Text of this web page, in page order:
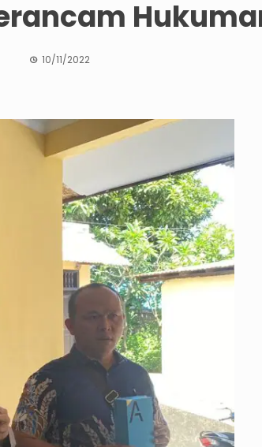
10/11/2022